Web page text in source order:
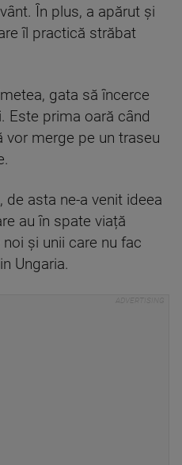
În plus, a apărut și
îl practică străbat
gata să încerce
Este prima oară când
vor merge pe un traseu
asta ne-a venit ideea
au în spate viață
și unii care nu fac
Ungaria.